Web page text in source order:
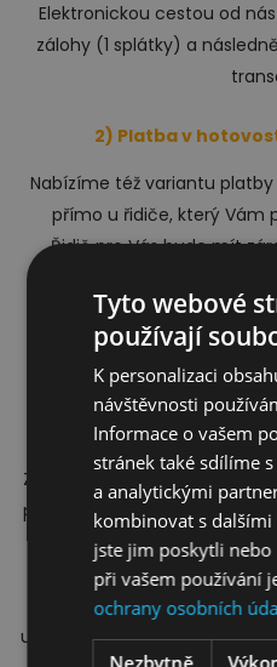
Elektronickou cestou od
zálohy (1 splátky) a
2) Platba v
Nabízíme též variantu
přímo u řidiče, který Vám
Řidič pro Vás bude mít
3)
Pro Vaše maximální
možnost splátkového
spotřebitelského
Získání úvěru touto cestou
podpisu přiveze kurýr až k
počtu a výše
spočítáte na kalkulačce,
z produktů vedle ceny
u objednávek v celkové
Tyto webové
používají
K personalizaci
návštěvnosti
Informace o vašem
stránek také sdílíme
a analytickými
kombinovat s
jste jim poskytli
při vašem používání
ochrany osobních
Nezbytně